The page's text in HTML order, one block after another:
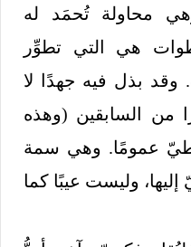
محاولة تُحمَد له
هي التي تطوِّر
وقد بذل فيه جهدًا لا
من السابقين (وهذه
عمومًا. وهي سمة
إليها، وليست عيبًا كما